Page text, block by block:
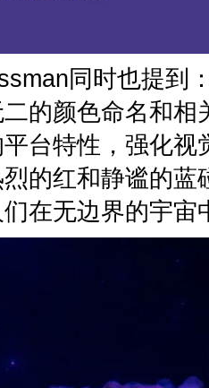
同时也提到：
的颜色命名和
台特性，强化
的红和静谧的
在无边界的宇宙